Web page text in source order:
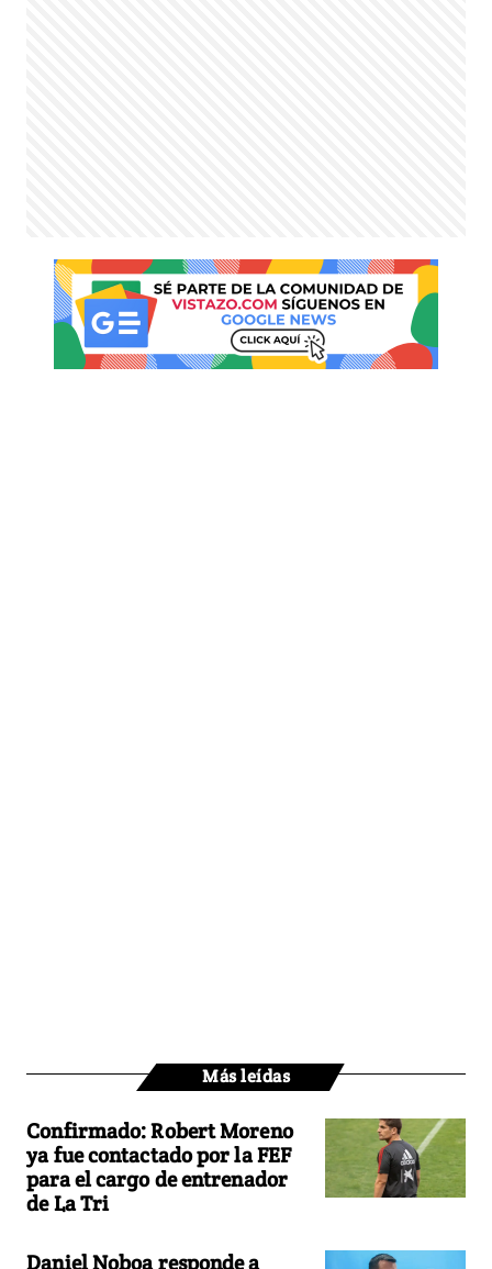
Más leídas
Confirmado: Robert Moreno
ya fue contactado por la FEF
para el cargo de entrenador
de La Tri
Daniel Noboa responde a